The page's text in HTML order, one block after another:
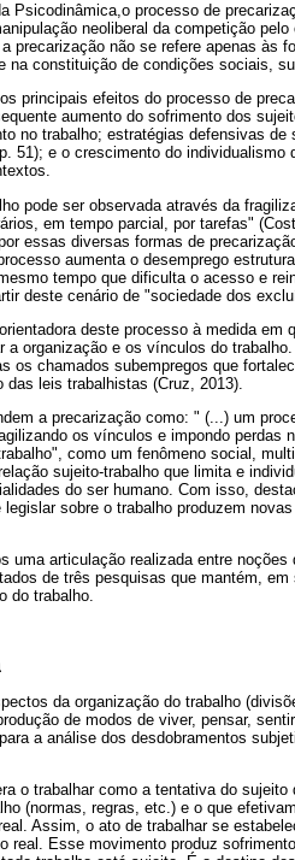
Psicodinâmica,o processo de
neoliberal da competição
precarização não se refere apenas às
na constituição de condições sociais,
principais efeitos do processo de
aumento do sofrimento dos
no trabalho; estratégias defensivas
51); e o crescimento do individualismo
pode ser observada através da
em tempo parcial, por tarefas"
essas diversas formas de
aumenta o desemprego
tempo que dificulta o acesso e
deste cenário de "sociedade dos
deste processo à medida em
organização e os vínculos do
os chamados subempregos que
leis trabalhistas (Cruz, 2013).
a precarização como: " (...) um
os vínculos e impondo perdas
como um fenômeno social,
sujeito-trabalho que limita e
do ser humano. Com isso,
sobre o trabalho produzem
uma articulação realizada entre
de três pesquisas que mantém,
do trabalho.
da organização do trabalho
de modos de viver, pensar,
a análise dos desdobramentos
o trabalhar como a tentativa do sujeito
(normas, regras, etc.) e o que
Assim, o ato de trabalhar se
real. Esse movimento produz